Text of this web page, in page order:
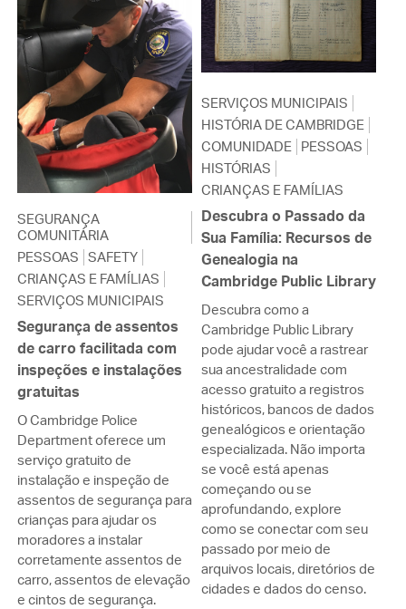
SEGURANÇA
COMUNITÁRIA
PESSOAS SAFETY
CRIANÇAS E FAMÍLIAS
SERVIÇOS MUNICIPAIS
Segurança de assentos
de carro facilitada com
inspeções e instalações
gratuitas
O Cambridge Police
Department oferece um
serviço gratuito de
instalação e inspeção de
assentos de segurança para
crianças para ajudar os
moradores a instalar
corretamente assentos de
carro, assentos de elevação
e cintos de segurança.
SERVIÇOS MUNICIPAIS
HISTÓRIA DE CAMBRIDGE
COMUNIDADE PESSOAS
HISTÓRIAS
CRIANÇAS E FAMÍLIAS
Descubra o Passado da
Sua Família: Recursos de
Genealogia na
Cambridge Public Library
Descubra como a
Cambridge Public Library
pode ajudar você a rastrear
sua ancestralidade com
acesso gratuito a registros
históricos, bancos de dados
genealógicos e orientação
especializada. Não importa
se você está apenas
começando ou se
aprofundando, explore
como se conectar com seu
passado por meio de
arquivos locais, diretórios de
cidades e dados do censo.